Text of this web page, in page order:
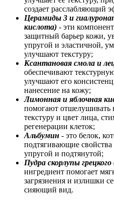
создает расслабляющий
Церамиды 3 и
кислота) - эти
защитный барьер кожи,
упругой и эластичной,
улучшают текстуру;
Ксантановая смола и
обеспечивают
улучшают его
нанесение на кожу;
Лимонная и яблочная
помогают отшелушивать
текстуру и цвет лица,
регенерации клеток;
Альбумин - это белок,
подтягивающие свойства
упругой и подтянутой;
Пудра скорлупы
ингредиент помогает
загрязнения и излишки
сияющий вид.